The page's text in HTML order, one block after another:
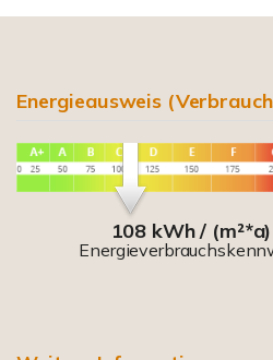
Energieausweis
108 kWh / (m²*a)